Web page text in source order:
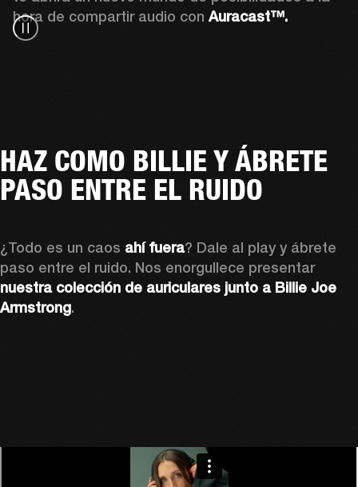
hora de compartir audio con Auracast™.
HAZ COMO BILLIE Y ÁBRETE
PASO ENTRE EL RUIDO
¿Todo es un caos ahí fuera? Dale al play y ábrete
paso entre el ruido. Nos enorgullece presentar
nuestra colección de auriculares junto a Billie Joe
Armstrong.